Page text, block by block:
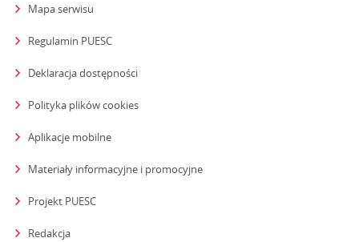
Mapa serwisu
Regulamin PUESC
Deklaracja dostępności
Polityka plików cookies
Aplikacje mobilne
Materiały informacyjne i promocyjne
Projekt PUESC
Redakcja